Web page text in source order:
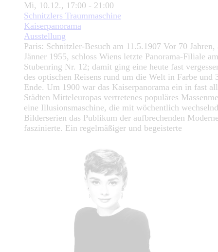
Mi, 10.12., 17:00 - 21:00
Schnitzlers Traummaschine
Kaiserpanorama
Ausstellung
Paris: Schnitzler-Besuch am 11.5.1907 Vor 70 Jahren,
Jänner 1955, schloss Wiens letzte Panorama-Filiale am
Stubenring Nr. 12; damit ging eine heute fast
des optischen Reisens rund um die Welt in Farbe und
Ende. Um 1900 war das Kaiserpanorama ein in fast
Städten Mitteleuropas vertretenes populäres
eine Illusionsmaschine, die mit wöchentlich
Bilderserien das Publikum der aufbrechenden
faszinierte. Ein regelmäßiger und begeisterte